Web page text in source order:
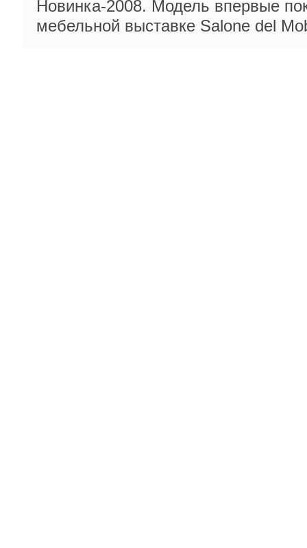
Новинка-2008. Модель впервые
мебельной выставке Salone del